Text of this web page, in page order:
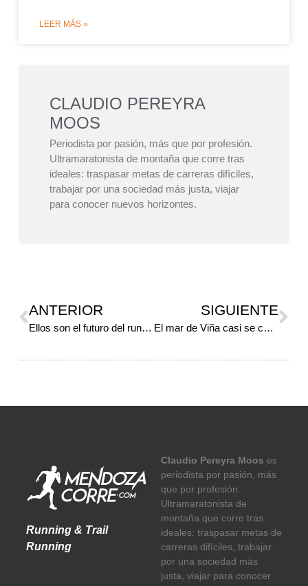
LEER MÁS »
CLAUDIO PEREYRA
MOOS
Periodista por pasión, más que por profesión.
Ultramaratonista de montaña que corre tras
ideales: traspasar metas de carreras difíciles,
trabajar por una sociedad más justa, viajar
para conocer nuevos horizontes.
ANTERIOR
Ellos son el futuro del running…
SIGUIENTE
El mar de Viña casi se convierte en lago
Running & Trail
Running
Claudio Pereyra Moos es
periodista por pasión, más
que por profesión.
Ultramaratonista de
montaña que corre tras
ideales: traspasar metas de
carreras difíciles, trabajar
por una sociedad más
justa, viajar para conocer